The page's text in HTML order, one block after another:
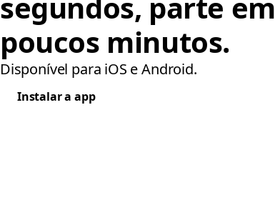
poucos minutos.
Disponível para iOS e Android.
Instalar a app